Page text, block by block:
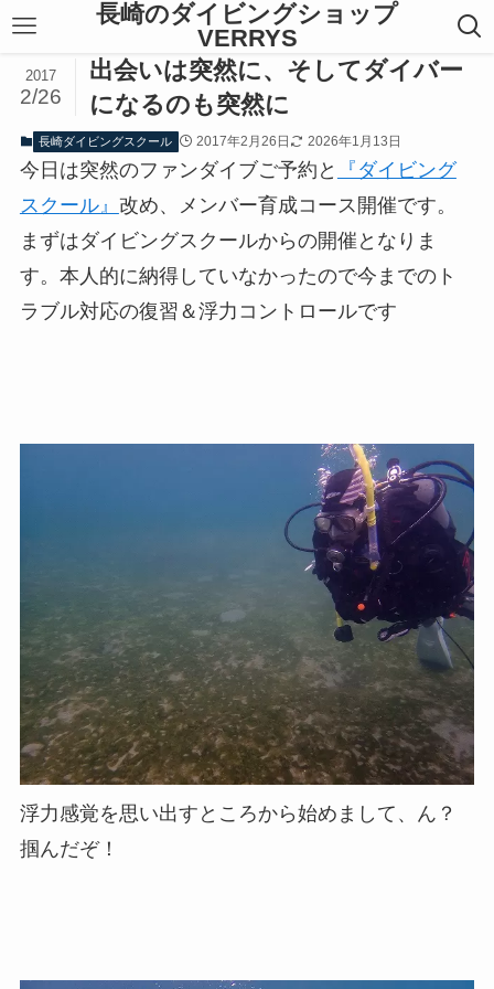
長崎のダイビングショップ
VERRYS
出会いは突然に、そしてダイバー
になるのも突然に
2017
2/26
長崎ダイビングスクール 2017年2月26日 2026年1月13日
今日は突然のファンダイブご予約と
『ダイビング
スクール』 改め、メンバー育成コース開催です。
まずはダイビングスクールからの開催となりま
す。本人的に納得していなかったので今までのト
ラブル対応の復習＆浮力コントロールです
浮力感覚を思い出すところから始めまして、ん？
掴んだぞ！